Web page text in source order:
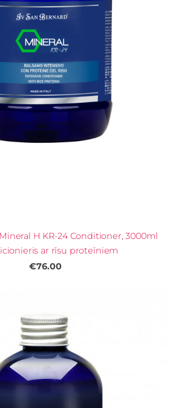
H KR-24 Conditioner, 3000ml
ar rīsu proteīniem
€76.00